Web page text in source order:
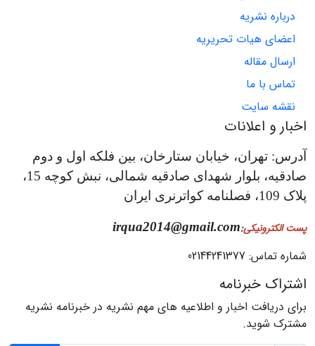
درباره نشریه
اعضای هیات تحریریه
ارسال مقاله
تماس با ما
نقشه سایت
اخبار و اعلانات
آدرس: تهران، خیابان ستارخان، بین فلکه اول و دوم
صادقیه، بلوار شهدای صادقیه شمالی، نبش کوچه 15،
پلاک 109، فصلنامه کواترنری ایران
پست الکترونیکی:
irqua2014@gmail.com
شماره تماس: 02144241377
اشتراک خبرنامه
برای دریافت اخبار و اطلاعیه های مهم نشریه در خبرنامه نشریه
مشترک شوید.